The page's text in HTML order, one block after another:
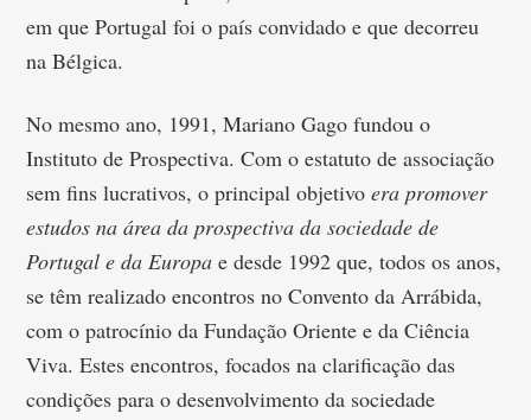
em que Portugal foi o país convidado e que decorreu
na Bélgica.
No mesmo ano, 1991, Mariano Gago fundou o
Instituto de Prospectiva. Com o estatuto de associação
sem fins lucrativos, o principal objetivoera promover
estudos na área da prospectiva da sociedade de
Portugal e da Europa e desde 1992 que, todos os anos,
se têm realizado encontros no Convento da Arrábida,
com o patrocínio da Fundação Oriente e da Ciência
Viva. Estes encontros, focados na clarificação das
condições para o desenvolvimento da sociedade